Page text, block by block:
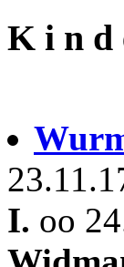
K i n d
I. oo